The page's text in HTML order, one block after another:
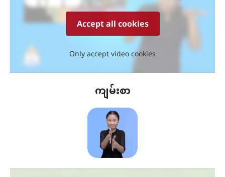
Accept all cookies
Only accept video cookies
ကျမ်းစာ